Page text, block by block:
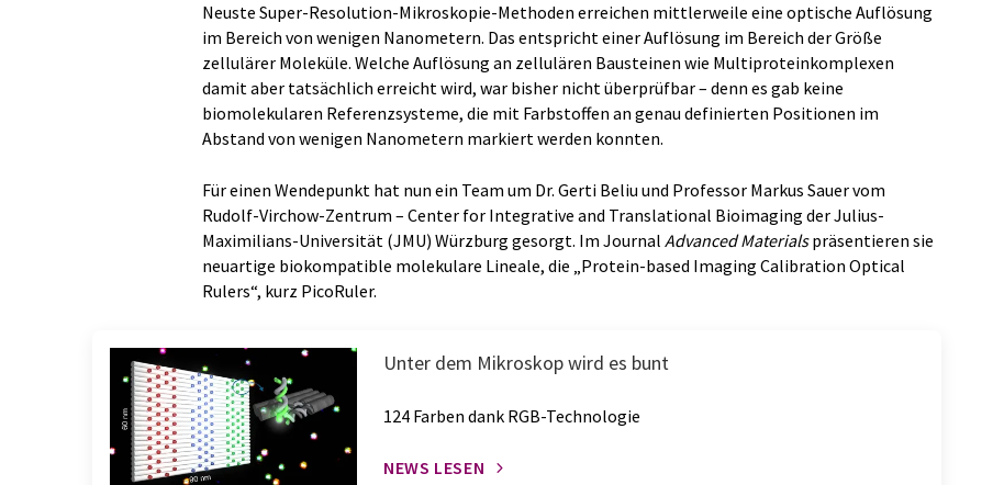
Neuste Super-Resolution-Mikroskopie-Methoden erreichen mittlerweile eine optische Auflösung
im Bereich von wenigen Nanometern. Das entspricht einer Auflösung im Bereich der Größe
zellulärer Moleküle. Welche Auflösung an zellulären Bausteinen wie Multiproteinkomplexen
damit aber tatsächlich erreicht wird, war bisher nicht überprüfbar – denn es gab keine
biomolekularen Referenzsysteme, die mit Farbstoffen an genau definierten Positionen im
Abstand von wenigen Nanometern markiert werden konnten.
Für einen Wendepunkt hat nun ein Team um Dr. Gerti Beliu und Professor Markus Sauer vom
Rudolf-Virchow-Zentrum – Center for Integrative and Translational Bioimaging der Julius-
Maximilians-Universität (JMU) Würzburg gesorgt. Im Journal Advanced Materialspräsentieren sie
neuartige biokompatible molekulare Lineale, die „Protein-based Imaging Calibration Optical
Rulers“, kurz PicoRuler.
Unter dem Mikroskop wird es bunt
124 Farben dank RGB-Technologie
NEWS LESEN